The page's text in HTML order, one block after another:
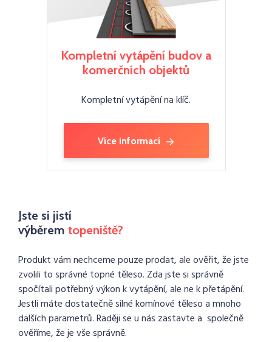
Kompletní vytápění budov a
komerčních objektů
Kompletní vytápění na klíč.
Více informací
Jste si jistí
výběrem topeniště?
Produkt vám nechceme pouze prodat, ale ověřit, že jste
zvolili to správné topné těleso. Zda jste si správně
spočítali potřebný výkon k vytápění, ale ne k přetápění.
Jestli máte dostatečně silné komínové těleso a mnoho
dalších parametrů. Raději se u nás zastavte a společně
ověříme, že je vše správně.